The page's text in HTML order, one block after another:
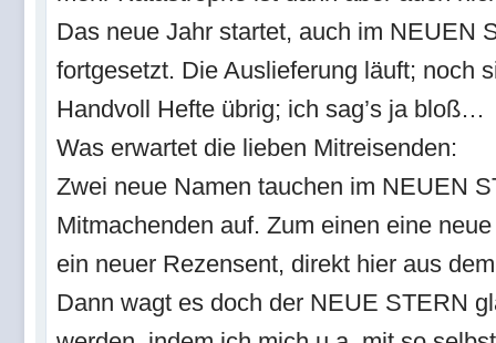
Das neue Jahr startet, auch im NEUEN
fortgesetzt. Die Auslieferung läuft; noch
Handvoll Hefte übrig; ich sag’s ja bloß…
Was erwartet die lieben Mitreisenden:
Zwei neue Namen tauchen im NEUEN
Mitmachenden auf. Zum einen eine
ein neuer Rezensent, direkt hier aus
Dann wagt es doch der NEUE STERN